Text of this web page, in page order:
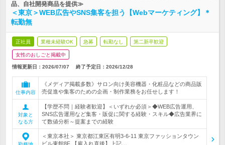
品、自社開発商品を提供≫
＜東京＞WEB広告やSNS集客を担う【Webマーケティング】＊
転勤無
正社員 業種未経験OK 急募 転勤なし 第二新卒歓迎
女性のおしごと掲載中
情報更新日：2026/07/07 終了予定日： 2026/12/28
仕事内容
《メディア掲載多数》サロン向け美容機器・化粧品などの商品販
売促進や集客のための企画・制作業務をお任せします！
対象と
なる方
【学歴不問｜経験者歓迎】＜いずれか必須＞◆WEB広告運用、
SNS広告運用など集客・販促に関する経験・スキル◆広告業界に
て数値分析～提案までの経験
＜東京本社＞ 東京都江東区有明3-6-11 東京ファッションタウン
ビル東館8F 【雇入れ直後】上記…